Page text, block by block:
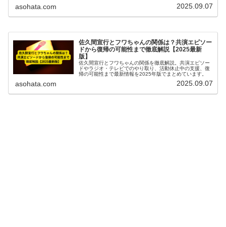
asohata.com 2025.09.07
佐久間宣行とフワちゃんの関係は？共演エピソー
ドから復帰の可能性まで徹底解説【2025最新
版】
佐久間宣行とフワちゃんの関係を徹底解説。共演エピソー
ドやラジオ・テレビでのやり取り、活動休止中の支援、復
帰の可能性まで最新情報を2025年版でまとめています。
asohata.com 2025.09.07